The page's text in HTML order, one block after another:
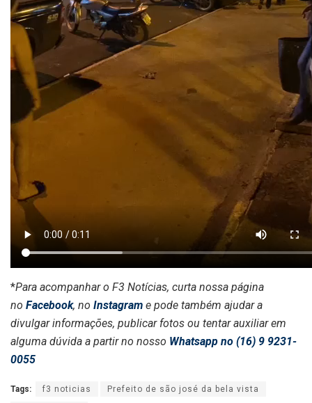
*Para acompanhar o F3 Notícias, curta nossa página
no Facebook, no Instagram e pode também ajudar a
divulgar informações, publicar fotos ou tentar auxiliar em
alguma dúvida a partir no nosso Whatsapp no (16) 9 9231-
0055
Tags: f3 noticias Prefeito de são josé da bela vista